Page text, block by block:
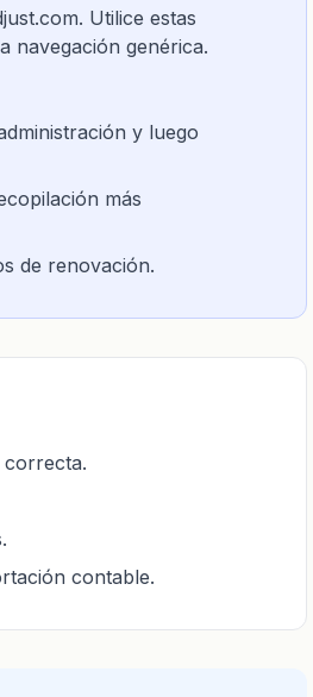
Utilice estas
navegación genérica.
y luego
más
de renovación.
correcta.
contable.